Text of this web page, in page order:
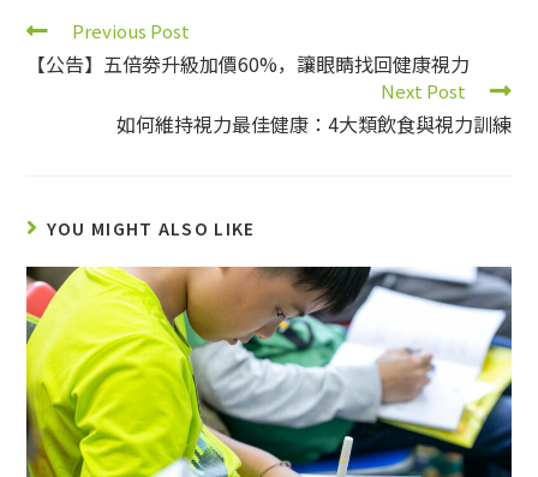
Previous Post
【公告】五倍劵升級加價60%，讓眼睛找回健康視力
Next Post
如何維持視力最佳健康：4大類飲食與視力訓練
YOU MIGHT ALSO LIKE